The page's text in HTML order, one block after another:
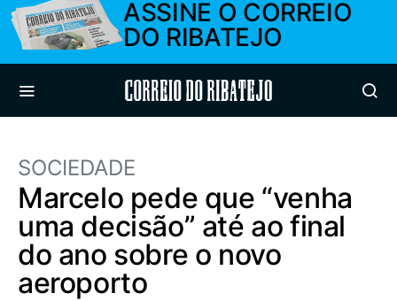
ASSINE O CORREIO
DO RIBATEJO
Correio do Ribatejo
SOCIEDADE
Marcelo pede que “venha
uma decisão” até ao final
do ano sobre o novo
aeroporto